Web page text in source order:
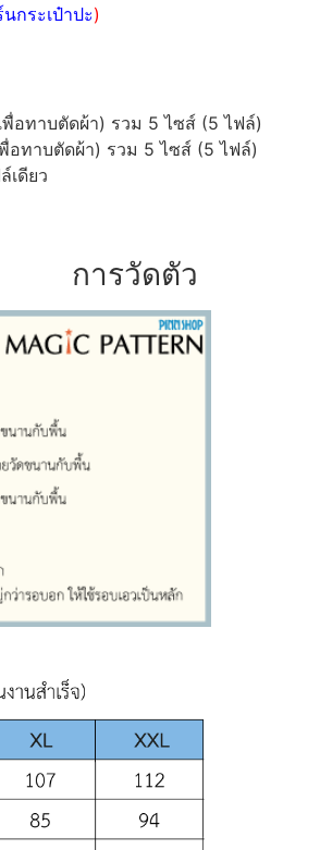
กระเป๋าปะ)
อทาบตัดผ้า) รวม 5 ไซส์ (5 ไฟล์)
อทาบตัดผ้า) รวม 5 ไซส์ (5 ไฟล์)
เดียว
การวัดตัว